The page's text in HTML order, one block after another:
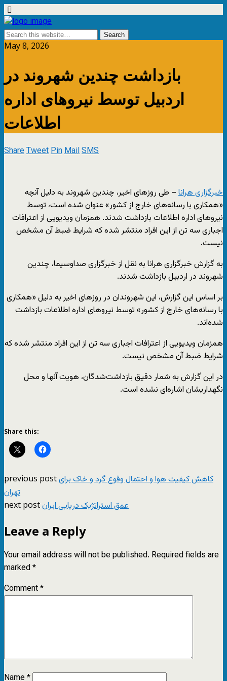
May 8, 2026
بازداشت چندین شهروند در
اردبیل توسط نیروهای اداره
اطلاعات
ShareTweetPinMailSMS
خبرگزاری هرانا – طی روزهای اخیر، چندین شهروند به دلیل آنچه
«همکاری با رسانه‌های خارج از کشور» عنوان شده است، توسط
نیروهای اداره اطلاعات بازداشت شدند. همزمان ویدیویی از اعترافات
اجباری سه تن از این افراد منتشر شده که شرایط ضبط آن مشخص
نیست.
به گزارش خبرگزاری هرانا به نقل از خبرگزاری صداوسیما، چندین
شهروند در اردبیل بازداشت شدند.
بر اساس این گزارش، این شهروندان در روزهای اخیر به دلیل «همکاری
با رسانه‌های خارج از کشور» توسط نیروهای اداره اطلاعات بازداشت
شده‌اند.
همزمان ویدیویی از اعترافات اجباری سه تن از این افراد منتشر شده که
شرایط ضبط آن مشخص نیست.
در این گزارش به شمار دقیق بازداشت‌شدگان، هویت آنها و محل
نگهداریشان اشاره‌ای نشده است.
Share this:
previous postکاهش کیفیت هوا و احتمال وقوع گرد و خاک برای
تهران
next postعمق استراتژیک دریایی ایران
Leave a Reply
Your email address will not be published. Required fields are
marked*
Comment*
Name*